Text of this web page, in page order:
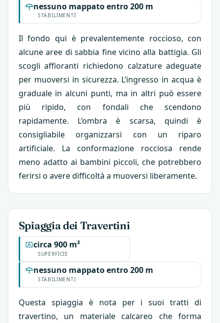
STABILIMENTI
nessuno mappato entro 200 m
Il fondo qui è prevalentemente roccioso, con
alcune aree di sabbia fine vicino alla battigia. Gli
scogli affioranti richiedono calzature adeguate
per muoversi in sicurezza. L’ingresso in acqua è
graduale in alcuni punti, ma in altri può essere
più ripido, con fondali che scendono
rapidamente. L’ombra è scarsa, quindi è
consigliabile organizzarsi con un riparo
artificiale. La conformazione rocciosa rende
meno adatto ai bambini piccoli, che potrebbero
ferirsi o avere difficoltà a muoversi liberamente.
Spiaggia dei Travertini
SUPERFICIE
circa 900 m²
STABILIMENTI
nessuno mappato entro 200 m
Questa spiaggia è nota per i suoi tratti di
travertino, un materiale calcareo che forma